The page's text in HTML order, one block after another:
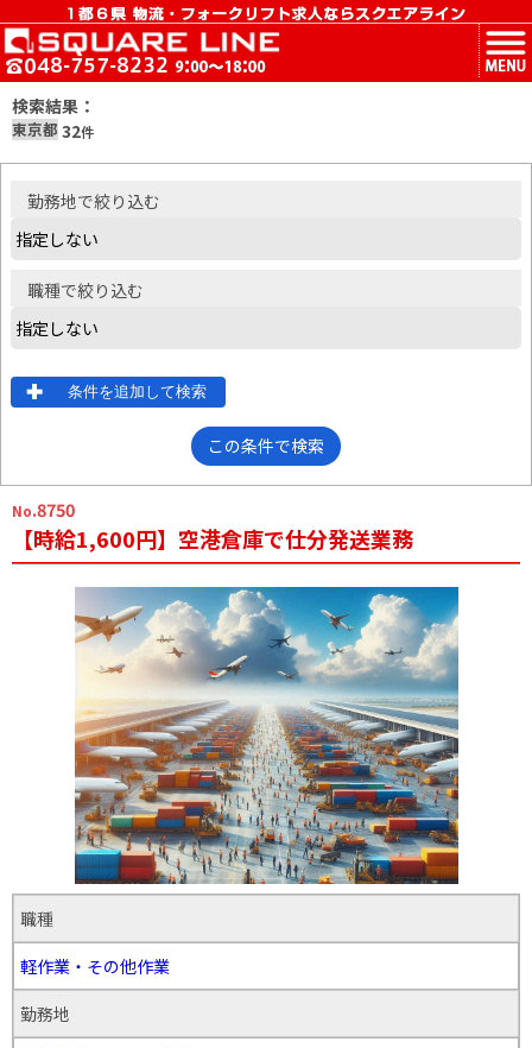
MENU
検索結果：
東京都 32件
勤務地で絞り込む
職種で絞り込む
条件を追加して検索
この条件で検索
No.8750
【時給1,600円】空港倉庫で仕分発送業務
職種
軽作業・その他作業
勤務地